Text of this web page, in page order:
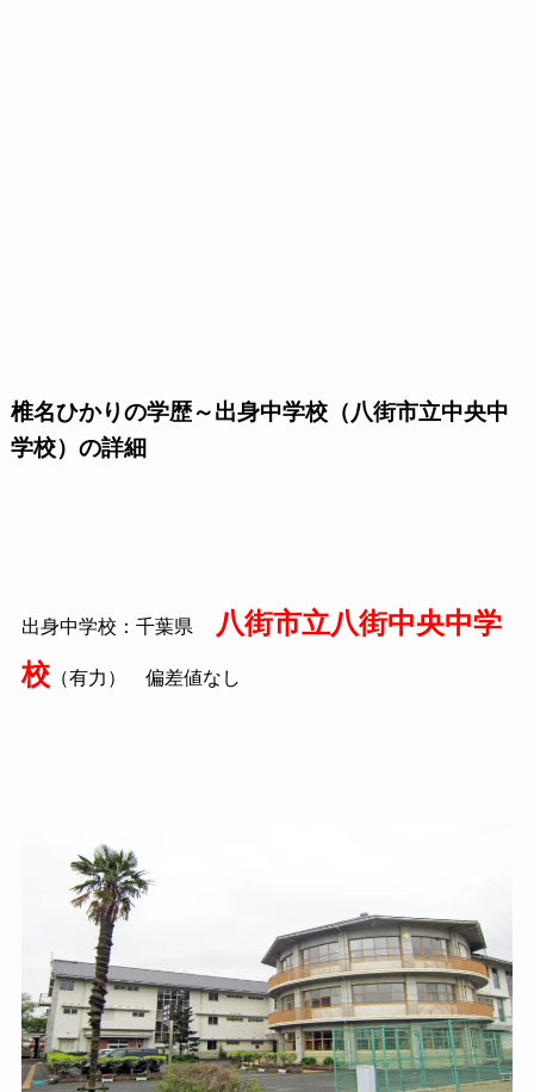
椎名ひかりの学歴～出身中学校（八街市立中央中
学校）の詳細
出身中学校：千葉県
八街市立八街中央中学
校（有力） 偏差値なし